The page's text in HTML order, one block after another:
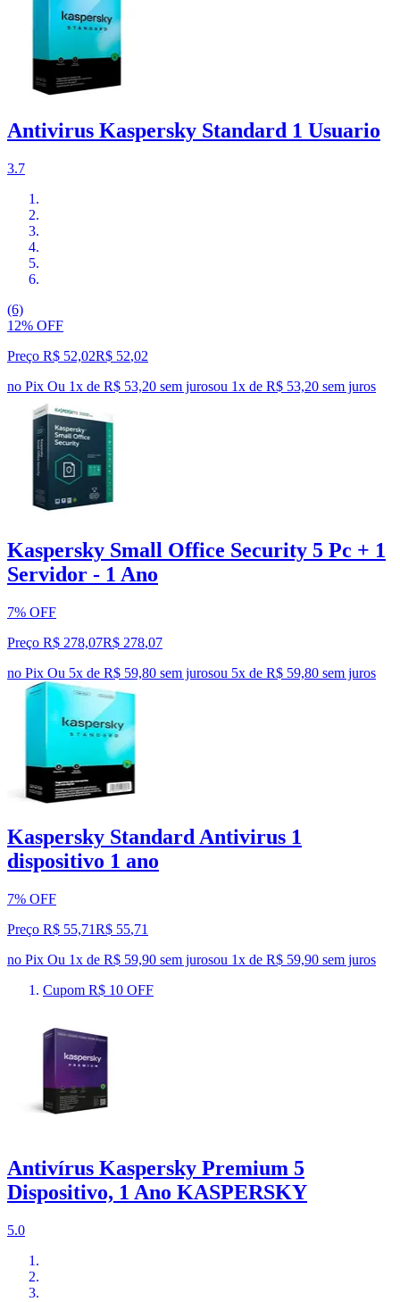
Antivirus Kaspersky Standard 1 Usuario
3.7
(6)
12% OFF
Preço R$ 52,02R$ 52,02
no Pix Ou 1x de R$ 53,20 sem jurosou 1x de R$ 53,20 sem juros
Kaspersky Small Office Security 5 Pc + 1
Servidor - 1 Ano
7% OFF
Preço R$ 278,07R$ 278,07
no Pix Ou 5x de R$ 59,80 sem jurosou 5x de R$ 59,80 sem juros
Kaspersky Standard Antivirus 1
dispositivo 1 ano
7% OFF
Preço R$ 55,71R$ 55,71
no Pix Ou 1x de R$ 59,90 sem jurosou 1x de R$ 59,90 sem juros
Cupom R$ 10 OFF
Antivírus Kaspersky Premium 5
Dispositivo, 1 Ano KASPERSKY
5.0